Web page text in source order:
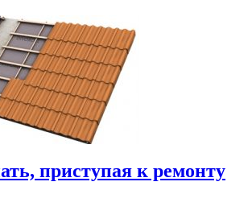
приступая к ремонту